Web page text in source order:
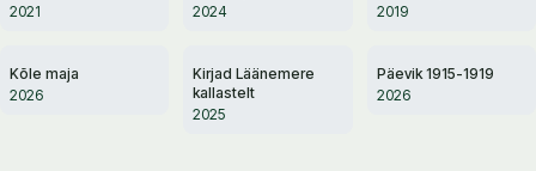
2021
2024
2019
Kõle maja
2026
Kirjad Läänemere
kallastelt
2025
Päevik 1915-1919
2026